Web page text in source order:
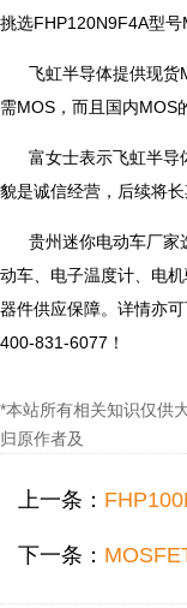
挑选FHP120N9F4A型号
飞虹半导体提供现货
需MOS，而且国内MOS
富女士表示飞虹半导
貌是诚信经营，后续将
贵州迷你电动车厂家
动车、电子温度计、电
器件供应保障。详情亦可
400-831-6077！
*本站所有相关知识仅供
归原作者及
上一条：
下一条： MOSFET管脚